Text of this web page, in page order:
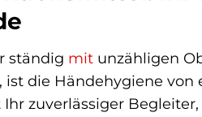
ständig mit unzähligen
die Händehygiene von
zuverlässiger